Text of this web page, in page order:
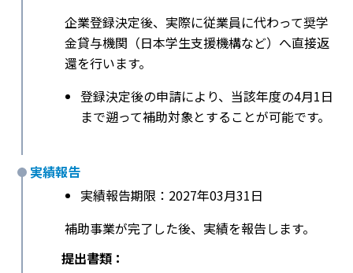
企業登録決定後、実際に従業員に代わって奨学
金貸与機関（日本学生支援機構など）へ直接返
還を行います。
登録決定後の申請により、当該年度の4月1日
まで遡って補助対象とすることが可能です。
実績報告
実績報告期限：2027年03月31日
補助事業が完了した後、実績を報告します。
提出書類：